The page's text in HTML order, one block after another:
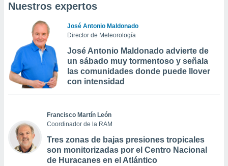
Nuestros expertos
José Antonio Maldonado
Director de Meteorología
José Antonio Maldonado advierte de
un sábado muy tormentoso y señala
las comunidades donde puede llover
con intensidad
Francisco Martín León
Coordinador de la RAM
Tres zonas de bajas presiones tropicales
son monitorizadas por el Centro Nacional
de Huracanes en el Atlántico